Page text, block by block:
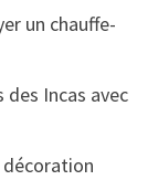
un chauffe-
des Incas avec
décoration